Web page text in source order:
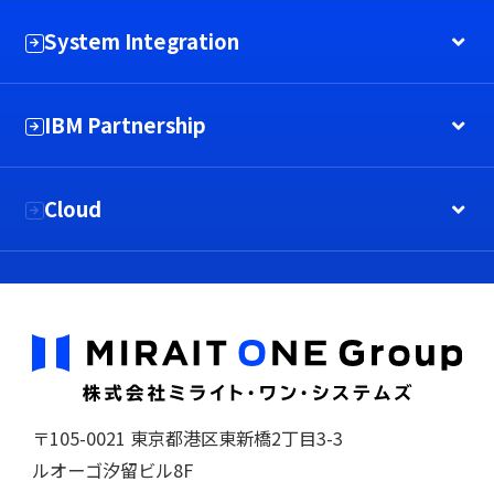
System Integration
IBM Partnership
Cloud
〒105-0021 東京都港区東新橋2丁目3-3
ルオーゴ汐留ビル8F